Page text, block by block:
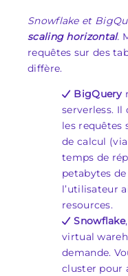
Snowflake et
scaling horizontal.
requêtes sur des
diffère.
BigQuery
serverless.
les requêtes
de calcul
temps de
petabytes
l’utilisateur
resources.
Snowflake
virtual
demande.
cluster pour